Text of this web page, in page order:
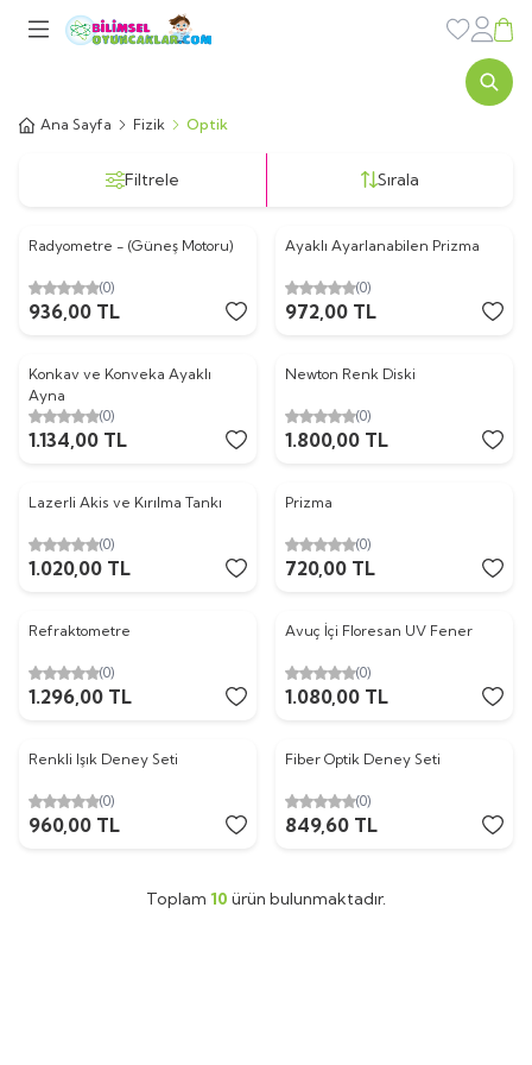
Favorilerim
Ana Sayfa Fizik Optik
Filtrele Sırala
Yeni
Radyometre - (Güneş Motoru)
(0)
936,00 TL
Yeni
Ayaklı Ayarlanabilen Prizma
(0)
972,00 TL
Yeni
Konkav ve Konveka Ayaklı
Ayna
(0)
1.134,00 TL
Yeni
Newton Renk Diski
(0)
1.800,00 TL
Yeni
Lazerli Akis ve Kırılma Tankı
(0)
1.020,00 TL
Yeni
Prizma
(0)
720,00 TL
Refraktometre
(0)
1.296,00 TL
Avuç İçi Floresan UV Fener
(0)
1.080,00 TL
Yeni
Renkli Işık Deney Seti
(0)
960,00 TL
Yeni
Fiber Optik Deney Seti
(0)
849,60 TL
Toplam 10 ürün bulunmaktadır.